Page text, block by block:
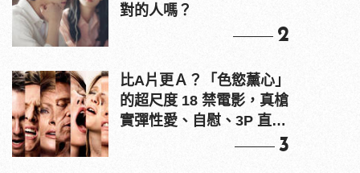
對的人嗎？
2
比A片更Ａ？「色慾薰心」
的超尺度 18 禁電影，真槍
實彈性愛、自慰、3P 直接
3